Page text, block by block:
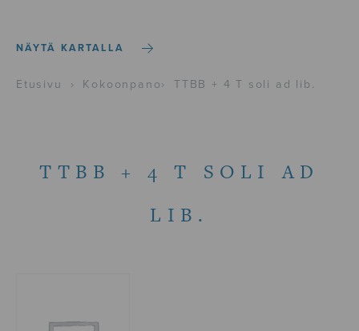
NÄYTÄ KARTALLA
Etusivu › Kokoonpano› TTBB + 4 T soli ad lib.
TTBB + 4 T SOLI AD
LIB.